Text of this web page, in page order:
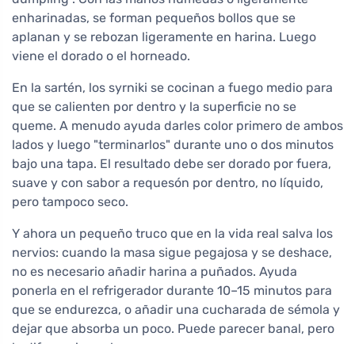
enharinadas, se forman pequeños bollos que se
aplanan y se rebozan ligeramente en harina. Luego
viene el dorado o el horneado.
En la sartén, los syrniki se cocinan a fuego medio para
que se calienten por dentro y la superficie no se
queme. A menudo ayuda darles color primero de ambos
lados y luego "terminarlos" durante uno o dos minutos
bajo una tapa. El resultado debe ser dorado por fuera,
suave y con sabor a requesón por dentro, no líquido,
pero tampoco seco.
Y ahora un pequeño truco que en la vida real salva los
nervios: cuando la masa sigue pegajosa y se deshace,
no es necesario añadir harina a puñados. Ayuda
ponerla en el refrigerador durante 10–15 minutos para
que se endurezca, o añadir una cucharada de sémola y
dejar que absorba un poco. Puede parecer banal, pero